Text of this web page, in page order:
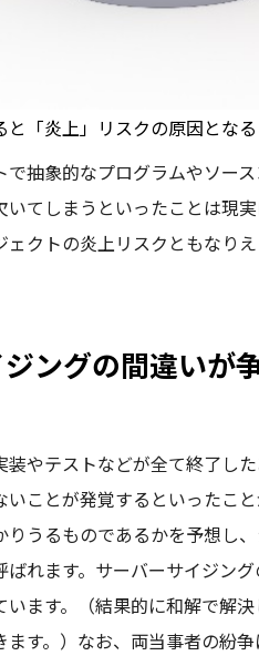
「炎上」リスクの原因となる
で抽象的なプログラムやソー
てしまうといったことは現
クトの炎上リスクともなりえ
ングの間違いが
装やテストなどが全て終了し
ことが発覚するといったこ
りうるものであるかを予想し
ばれます。サーバーサイジン
ます。（結果的に和解で解
す。）なお、両当事者の紛